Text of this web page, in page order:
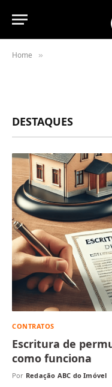
Home »
DESTAQUES
CONTRATOS
Escritura de
como funciona
Por Redação ABC do Imóvel